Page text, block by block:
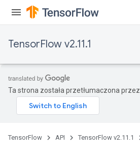
TensorFlow v2.11.1
Ta strona została przetłumaczona przez
TensorFlow API TensorFlow v2.11.1